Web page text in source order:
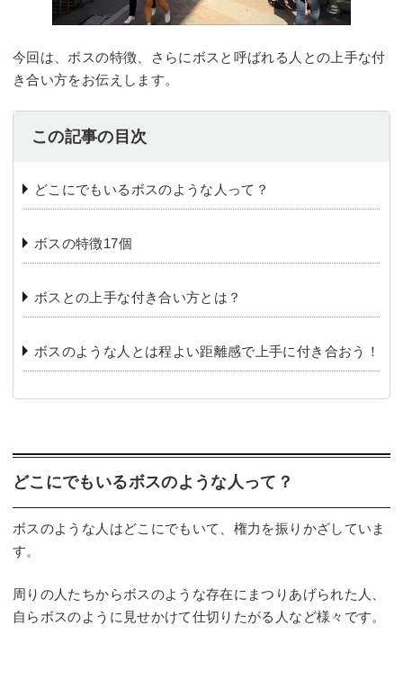
今回は、ボスの特徴、さらにボスと呼ばれる人との上手な付
き合い方をお伝えします。
この記事の目次
どこにでもいるボスのような人って？
ボスの特徴17個
ボスとの上手な付き合い方とは？
ボスのような人とは程よい距離感で上手に付き合おう！
どこにでもいるボスのような人って？
ボスのような人はどこにでもいて、権力を振りかざしていま
す。
周りの人たちからボスのような存在にまつりあげられた人、
自らボスのように見せかけて仕切りたがる人など様々です。